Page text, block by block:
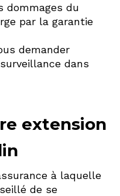
dommages du
par la garantie
demander
dans
extension
à laquelle
de se